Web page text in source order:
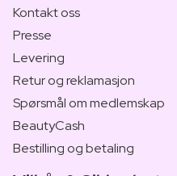
Kontakt oss
Presse
Levering
Retur og reklamasjon
Spørsmål om medlemskap
BeautyCash
Bestilling og betaling